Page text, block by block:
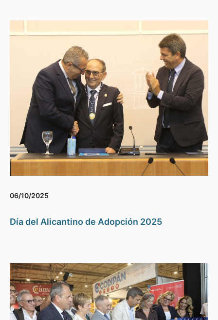
06/10/2025
Día del Alicantino de Adopción 2025